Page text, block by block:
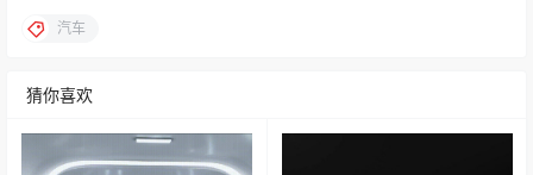
汽车
猜你喜欢